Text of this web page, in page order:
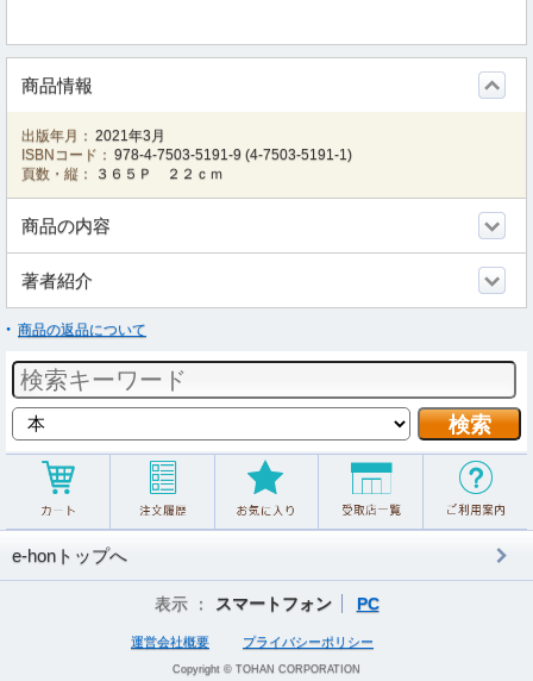
商品情報
出版年月： 2021年3月
ISBNコード： 978-4-7503-5191-9 (4-7503-5191-1)
頁数・縦：
３６５Ｐ ２２ｃｍ
商品の内容
著者紹介
商品の返品について
e-honトップへ
表示 ： スマートフォン PC
運営会社概要 プライバシーポリシー
Copyright © TOHAN CORPORATION